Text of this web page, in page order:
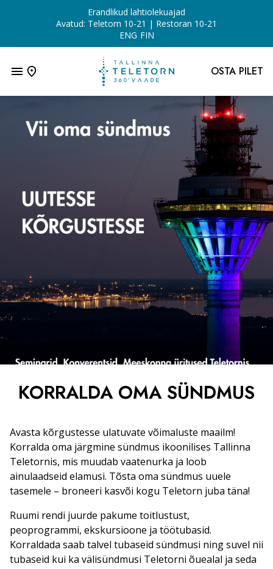
Erandlikud lahtiolekuajad
Avatud: Teletorn 10-21 | Restoran 10-21
ENG FIN
OSTA PILET
KORRALDA OMA SÜNDMUS
Avasta kõrgustesse ulatuvate võimaluste maailm!
Korralda oma järgmine sündmus ikoonilises Tallinna
Teletornis, mis muudab vaatenurka ja loob
ainulaadseid elamusi. Tõsta oma sündmus uuele
tasemele – broneeri kasvõi kogu Teletorn juba täna!
Ruumi rendi juurde pakume toitlustust,
peoprogrammi, ekskursioone ja töötubasid.
Korraldada saab talvel tubaseid sündmusi ning suvel nii
tubaseid kui ka välisündmusi Teletorni õuealal ja seda